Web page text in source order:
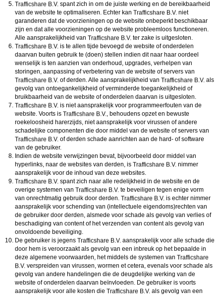
spant zich in om de juiste werking en de bereikbaarheid
van de website te optimaliseren. Echter kan
niet
garanderen dat de voorzieningen op de website onbeperkt beschikbaar
zijn en dat alle voorzieningen op de website probleemloos functioneren.
Alle aansprakelijkheid van
ter zake is uitgesloten.
is te allen tijde bevoegd de website of onderdelen
daarvan buiten gebruik te (doen) stellen indien dit naar haar oordeel
wenselijk is ten aanzien van onderhoud, upgrades, verhelpen van
storingen, aanpassing of verbetering van de website of servers van
of derden. Alle aansprakelijkheid van
als
gevolg van ontoegankelijkheid of verminderde toegankelijkheid of
bruikbaarheid van de website of onderdelen daarvan is uitgesloten.
is niet aansprakelijk voor programmeerfouten van de
website. Voorts is
, behoudens opzet en bewuste
roekeloosheid harerzijds, niet aansprakelijk voor virussen of andere
schadelijke componenten die door middel van de website of servers van
of derden schade aanrichten aan de hard- of software
van de gebruiker.
Indien de website verwijzingen bevat, bijvoorbeeld door middel van
hyperlinks, naar de websites van derden, is
nimmer
aansprakelijk voor de inhoud van deze websites.
spant zich naar alle redelijkheid in de website en de
overige systemen van
te beveiligen tegen enige vorm
van onrechtmatig gebruik door derden.
is echter nimmer
aansprakelijk voor schending van (intellectuele eigendoms)rechten van
de gebruiker door derden, alsmede voor schade als gevolg van verlies of
beschadiging van content of het verzenden van content als gevolg van
onvoldoende beveiliging.
De gebruiker is jegens
aansprakelijk voor alle schade die
door hem is veroorzaakt als gevolg van een inbreuk op het bepaalde in
deze algemene voorwaarden, het middels de systemen van
verspreiden van virussen, wormen et cetera, evenals voor schade als
gevolg van andere handelingen die de deugdelijke werking van de
website of onderdelen daarvan beïnvloeden. De gebruiker is voorts
aansprakelijk voor alle kosten die
als gevolg van een